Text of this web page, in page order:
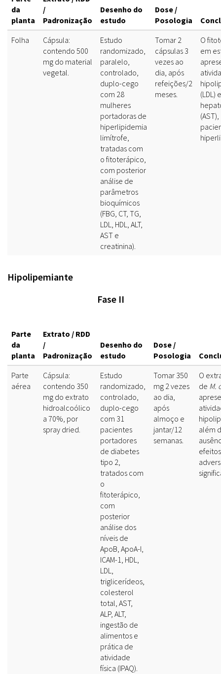
da
planta
/
Padronização
Desenho do
estudo
Dose /
Posologia
Folha
Cápsula:
contendo 500
mg do material
vegetal.
Estudo
randomizado,
paralelo,
controlado,
duplo-cego
com 28
mulheres
portadoras de
hiperlipidemia
limítrofe,
tratadas com
o fitoterápico,
com posterior
análise de
parâmetros
bioquímicos
(FBG, CT, TG,
LDL, HDL, ALT,
AST e
creatinina).
Tomar 2
cápsulas 3
vezes ao
dia, após
refeições/2
meses.
O
em
(LDL) e
Hipolipemiante
Fase II
Parte
da
planta
Extrato / RDD
/
Padronização
Desenho do
estudo
Dose /
Posologia
Parte
aérea
Cápsula:
contendo 350
mg do extrato
hidroalcoólico
a 70%, por
spray dried.
Estudo
randomizado,
controlado,
duplo-cego
com 31
pacientes
portadores
de diabetes
tipo 2,
tratados com
o
fitoterápico,
com
posterior
análise dos
níveis de
ApoB, ApoA-I,
ICAM-1, HDL,
LDL,
triglicerídeos,
colesterol
total, AST,
ALP, ALT,
ingestão de
alimentos e
prática de
atividade
física (IPAQ).
Tomar 350
mg 2 vezes
ao dia,
após
almoço e
jantar/12
semanas.
O
de M.
além
efeitos